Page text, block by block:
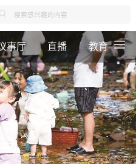
事厅 直播 教育